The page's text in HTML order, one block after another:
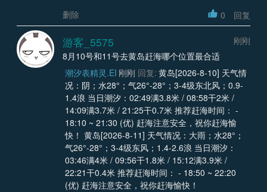
删除
0 回复
游客_5575
刚刚
8月10号和11号去黄岛赶海哪个位置最合适
潮汐表精灵.EI 刚刚 回复: 黄岛[2026-8-10] 天气情
况：阴；水28°；气26°-28°；3-4级东北风；0.9-
1.4浪 当日潮汐：02:49满3.8米 / 08:58干2米 /
14:09满3.7米 / 21:25干0.7米 推荐赶海时间： -
18:10 ~ 21:30 (优) 赶海注意安全，祝你赶海愉
快！ 黄岛[2026-8-11] 天气情况：大雨；水28°；
气26°-28°；3-4级东风；1.4-2.6浪 当日潮汐：
03:46满4米 / 09:56干1.8米 / 15:12满3.9米 /
22:21干0.4米 推荐赶海时间： - 18:50 ~ 22:20
(优) 赶海注意安全，祝你赶海愉快！